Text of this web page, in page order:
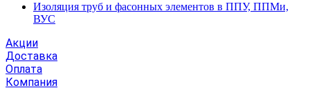
Изоляция труб и фасонных элементов в ППУ, ППМи,
ВУС
Акции
Доставка
Оплата
Компания